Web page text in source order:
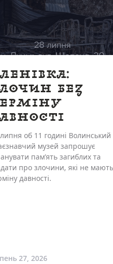
БЕЗ
об 11 годині Волинський
музей запрошує
пам’ять загиблих та
про злочини, які не мають
давності.
27, 2026